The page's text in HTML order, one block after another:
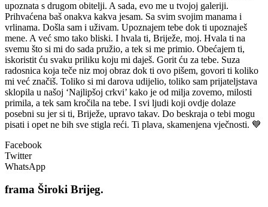
upoznata s drugom obitelji. A sada, evo me u tvojoj galeriji.
Prihvaćena baš onakva kakva jesam. Sa svim svojim manama i
vrlinama. Došla sam i uživam. Upoznajem tebe dok ti upoznaješ
mene. A već smo tako bliski. I hvala ti, Briježe, moj. Hvala ti na
svemu što si mi do sada pružio, a tek si me primio. Obećajem ti,
iskoristit ću svaku priliku koju mi daješ. Gorit ću za tebe. Suza
radosnica koja teče niz moj obraz dok ti ovo pišem, govori ti koliko
mi već značiš. Toliko si mi darova udijelio, toliko sam prijateljstava
sklopila u našoj ‘Najlipšoj crkvi’ kako je od milja zovemo, milosti
primila, a tek sam kročila na tebe. I svi ljudi koji ovdje dolaze
posebni su jer si ti, Briježe, upravo takav. Do beskraja o tebi mogu
pisati i opet ne bih sve stigla reći. Ti plava, skamenjena vječnosti. 💙
Facebook
Twitter
WhatsApp
frama Široki Brijeg.